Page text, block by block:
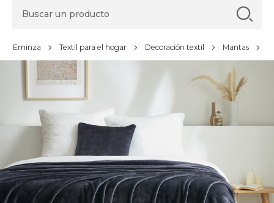
Eminza Textil para el hogar Decoración textil Mantas